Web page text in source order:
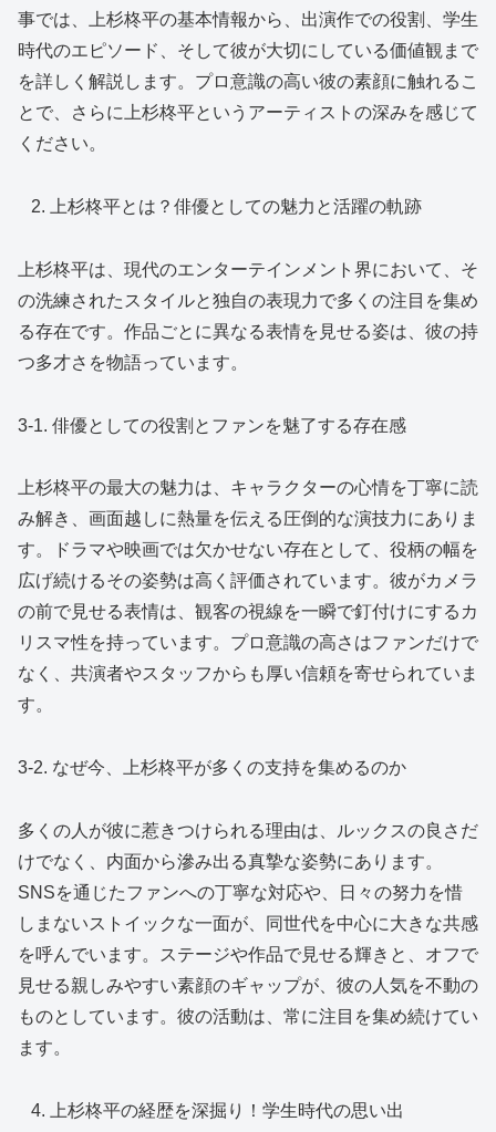
事では、上杉柊平の基本情報から、出演作での役割、学生
時代のエピソード、そして彼が大切にしている価値観まで
を詳しく解説します。プロ意識の高い彼の素顔に触れるこ
とで、さらに上杉柊平というアーティストの深みを感じて
ください。
上杉柊平とは？俳優としての魅力と活躍の軌跡
上杉柊平は、現代のエンターテインメント界において、そ
の洗練されたスタイルと独自の表現力で多くの注目を集め
る存在です。作品ごとに異なる表情を見せる姿は、彼の持
つ多才さを物語っています。
3-1. 俳優としての役割とファンを魅了する存在感
上杉柊平の最大の魅力は、キャラクターの心情を丁寧に読
み解き、画面越しに熱量を伝える圧倒的な演技力にありま
す。ドラマや映画では欠かせない存在として、役柄の幅を
広げ続けるその姿勢は高く評価されています。彼がカメラ
の前で見せる表情は、観客の視線を一瞬で釘付けにするカ
リスマ性を持っています。プロ意識の高さはファンだけで
なく、共演者やスタッフからも厚い信頼を寄せられていま
す。
3-2. なぜ今、上杉柊平が多くの支持を集めるのか
多くの人が彼に惹きつけられる理由は、ルックスの良さだ
けでなく、内面から滲み出る真摯な姿勢にあります。
SNSを通じたファンへの丁寧な対応や、日々の努力を惜
しまないストイックな一面が、同世代を中心に大きな共感
を呼んでいます。ステージや作品で見せる輝きと、オフで
見せる親しみやすい素顔のギャップが、彼の人気を不動の
ものとしています。彼の活動は、常に注目を集め続けてい
ます。
上杉柊平の経歴を深掘り！学生時代の思い出